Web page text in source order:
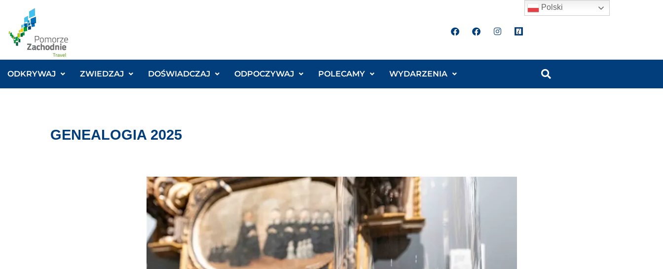
ODKRYWAJ ZWIEDZAJ DOŚWIADCZAJ ODPOCZYWAJ POLECAMY WYDARZENIA
GENEALOGIA 2025
Polski